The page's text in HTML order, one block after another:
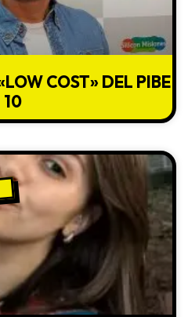
COST» DEL PIBE
10